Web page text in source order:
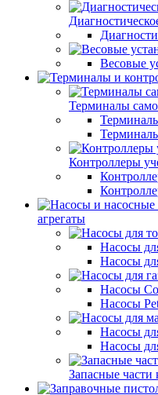
Весовые
Терминалы
Контроллеры
агрегаты
Насосы
Насосы
Насосы
Насосы
Насосы
Насосы
Запасные